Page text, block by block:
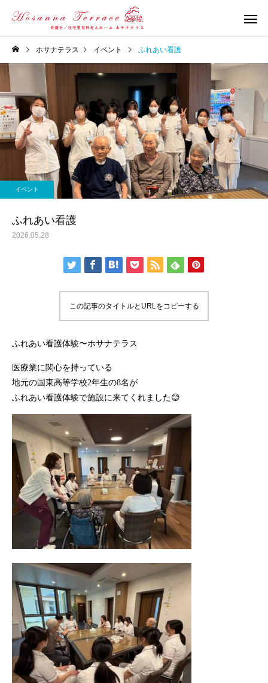
ホサナテラス イベント ふれあい看護
イベント
ふれあい看護
2026.05.28
この記事のタイトルとURLをコピーする
ふれあい看護体験〜ホサナテラス
医療業に関心を持っている
地元の国東高等学校2年生の8名が
ふれあい看護体験で施設に来てくれました😊